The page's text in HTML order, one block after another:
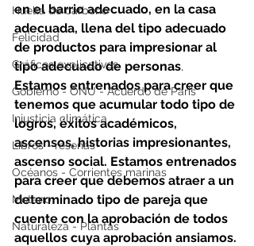
Huella de carbono
Felicidad
Gráficos explicativos
Gobierno - ONU - Acuerdo de Paris
Injusticia climática
Libros - reseñas
Océanos - Corrientes marinas
Metano
Naturaleza - Plantas
en el barrio adecuado, en la casa
adecuada, llena del tipo adecuado
de productos para impresionar al
tipo adecuado de personas.
Estamos entrenados para creer que
tenemos que acumular todo tipo de
logros, éxitos académicos,
ascensos, historias impresionantes,
ascenso social. Estamos entrenados
para creer que debemos atraer a un
determinado tipo de pareja que
cuente con la aprobación de todos
aquellos cuya aprobación ansiamos.